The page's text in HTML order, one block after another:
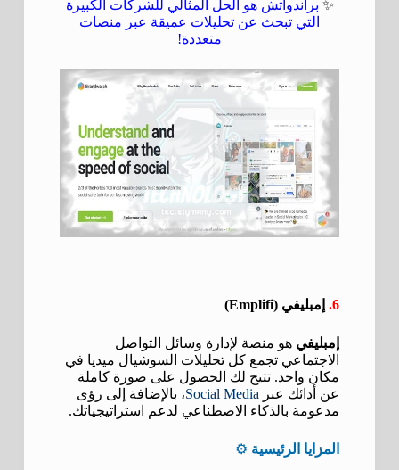
✨ براندواتش هو الحل المثالي للشركات الكبيرة
التي تبحث عن تحليلات عميقة عبر منصات
متعددة!
6. إمبليفي (Emplifi)
إمبليفي هو منصة لإدارة وسائل التواصل
الاجتماعي تجمع كل تحليلات السوشيال ميديا في
مكان واحد. تتيح لك الحصول على صورة كاملة
عن أدائك عبر Social Media، بالإضافة إلى رؤى
مدعومة بالذكاء الاصطناعي لدعم استراتيجياتك.
المزايا الرئيسية ⚙️